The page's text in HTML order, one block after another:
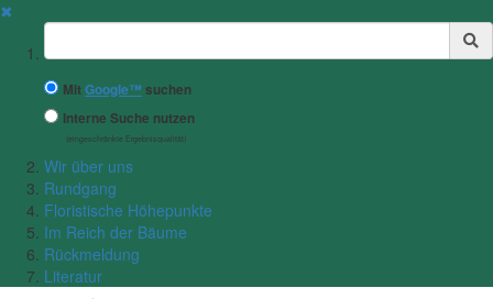
✖
Suchbegriff
MitGoogle™ suchen
Interne Suche nutzen
(eingeschränkte Ergebnisqualität)
Wir über uns
Rundgang
Floristische Höhepunkte
Im Reich der Bäume
Rückmeldung
Literatur